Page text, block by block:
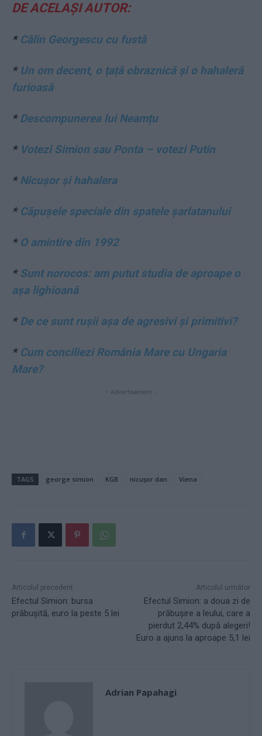
DE ACELAȘI AUTOR:
* Călin Georgescu cu fustă
* Un om decent, o țață obraznică și o hahaleră
furioasă
*Descompunerea lui Neamțu
* Votezi Simion sau Ponta – votezi Putin
*Nicușor și hahalera
* Căpușele speciale din spatele șarlatanului
* O amintire din 1992
* Sunt norocos: am putut studia de aproape o
așa lighioană
*De ce sunt rușii așa de agresivi și primitivi?
* Cum conciliezi România Mare cu Ungaria
Mare?
- Advertisement -
TAGS george simion KGB nicușor dan Viena
Articolul precedent
Efectul Simion: bursa
prăbușită, euro la peste 5 lei
Articolul următor
Efectul Simion: a doua zi de
prăbușire a leului, care a
pierdut 2,44% după alegeri!
Euro a ajuns la aproape 5,1 lei
Adrian Papahagi